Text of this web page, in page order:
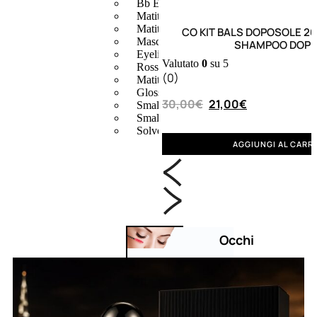
Bb E Cc Cream
Matita Occhi
Matita Sopracciglia
Mascara
Eyeliner
Rossetto
Matita Labbra
Gloss
Smalto
Smalto Effetti Speciali
Solventi Unghie
Occhi
CO KIT BALS DOPOSOLE
SHAMPOO DOP
Valutato 0 su 5
(0)
30,00€ 21,00€
AGGIUNGI AL